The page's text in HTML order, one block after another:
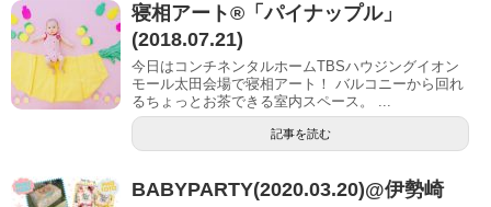
寝相アート®︎「パイナップル」
(2018.07.21)
今日はコンチネンタルホームTBSハウジングイオン
モール太田会場で寝相アート！ バルコニーから回れ
るちょっとお茶できる室内スペース。 ...
記事を読む
BABYPARTY(2020.03.20)@伊勢崎